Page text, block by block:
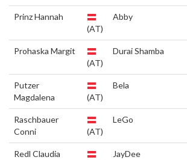
Prinz Hannah
(AT)
Abby
Prohaska Margit
(AT)
Durai Shamba
Putzer
Magdalena
(AT)
Bela
Raschbauer
Conni
(AT)
LeGo
Redl Claudia
JayDee